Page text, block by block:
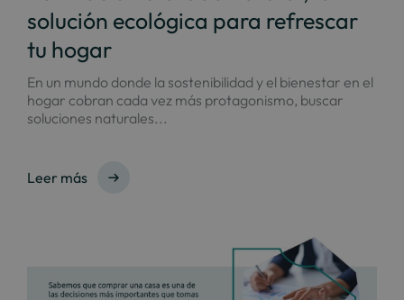
solución ecológica para refrescar
tu hogar
En un mundo donde la sostenibilidad y el bienestar en el
hogar cobran cada vez más protagonismo, buscar
soluciones naturales...
Leer más